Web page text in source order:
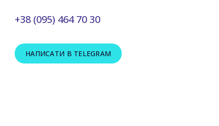
+38 (095) 464 70 30
НАПИСАТИ В TELEGRAM